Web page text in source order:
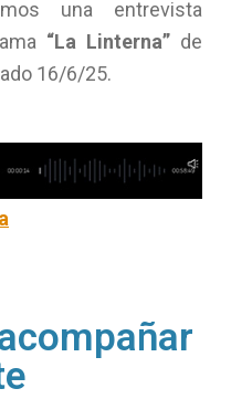
una entrevista
“La Linterna” de
16/6/25.